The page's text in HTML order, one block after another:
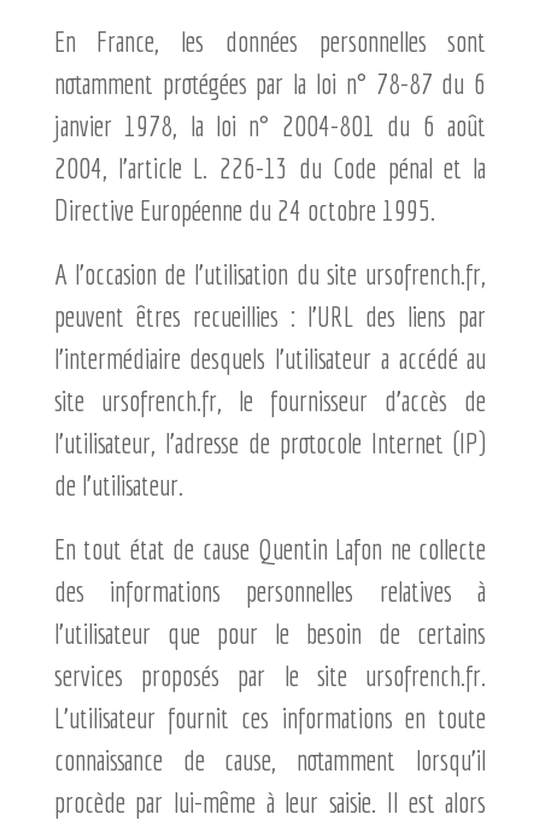
En France, les données personnelles sont
notamment protégées par la loi n° 78-87 du 6
janvier 1978, la loi n° 2004-801 du 6 août
2004, l’article L. 226-13 du Code pénal et la
Directive Européenne du 24 octobre 1995.
A l’occasion de l’utilisation du site ursofrench.fr,
peuvent êtres recueillies : l’URL des liens par
l’intermédiaire desquels l’utilisateur a accédé au
site ursofrench.fr, le fournisseur d’accès de
l’utilisateur, l’adresse de protocole Internet (IP)
de l’utilisateur.
En tout état de cause Quentin Lafon ne collecte
des informations personnelles relatives à
l’utilisateur que pour le besoin de certains
services proposés par le site ursofrench.fr.
L’utilisateur fournit ces informations en toute
connaissance de cause, notamment lorsqu’il
procède par lui-même à leur saisie. Il est alors